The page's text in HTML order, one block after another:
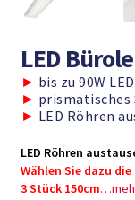
LED
► bis zu 90W LED
► prismatisches
► LED Röhren
LED Röhren
Wählen Sie dazu die
3 Stück 150cm